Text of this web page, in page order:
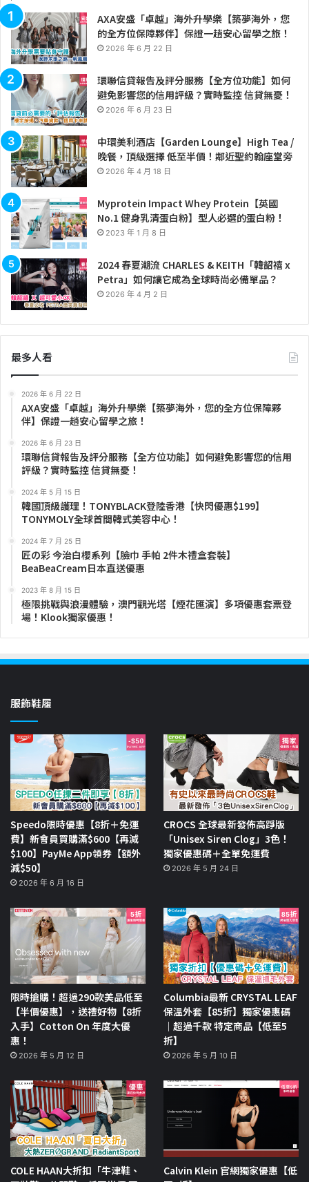
AXA安盛「卓越」海外升學樂【築夢海外，您
的全方位保障夥伴】保證一趟安心留學之旅！
2026 年 6 月 22 日
環聯信貸報告及評分服務【全方位功能】如何
避免影響您的信用評級？實時監控 信貸無憂！
2026 年 6 月 23 日
中環美利酒店【Garden Lounge】High Tea /
晚餐，頂級選擇 低至半價！鄰近聖約翰座堂旁
2026 年 4 月 18 日
Myprotein Impact Whey Protein【英國
No.1 健身乳清蛋白粉】型人必選的蛋白粉！
2023 年 1 月 8 日
2024 春夏潮流 CHARLES & KEITH「韓韶禧 x
Petra」如何讓它成為全球時尚必備單品？
2026 年 4 月 2 日
最多人看
2026 年 6 月 22 日
AXA安盛「卓越」海外升學樂【築夢海外，您的全方位保障夥
伴】保證一趟安心留學之旅！
2026 年 6 月 23 日
環聯信貸報告及評分服務【全方位功能】如何避免影響您的信用
評級？實時監控 信貸無憂！
2024 年 5 月 15 日
韓國頂級護理！TONYBLACK登陸香港【快閃優惠$199】
TONYMOLY全球首間韓式美容中心！
2024 年 7 月 25 日
匠の彩 今治白櫻系列【臉巾 手帕 2件木禮盒套裝】
BeaBeaCream日本直送優惠
2023 年 8 月 15 日
極限挑戰與浪漫體驗，澳門觀光塔【煙花匯演】多項優惠套票登
場！Klook獨家優惠！
服飾鞋履
Speedo限時優惠【8折＋免運
費】新會員買購滿$600【再減
$100】PayMe App領券【額外
減$50】
2026 年 6 月 16 日
CROCS 全球最新發佈高踭版
「Unisex Siren Clog」3色！
獨家優惠碼＋全單免運費
2026 年 5 月 24 日
限時搶購！超過290款美品低至
【半價優惠】，送禮好物【8折
入手】Cotton On 年度大優
惠！
2026 年 5 月 12 日
Columbia最新 CRYSTAL LEAF
保溫外套【85折】獨家優惠碼
｜超過千款 特定商品【低至5
折】
2026 年 5 月 10 日
COLE HAAN大折扣「牛津鞋、
Calvin Klein 官網獨家優惠【低